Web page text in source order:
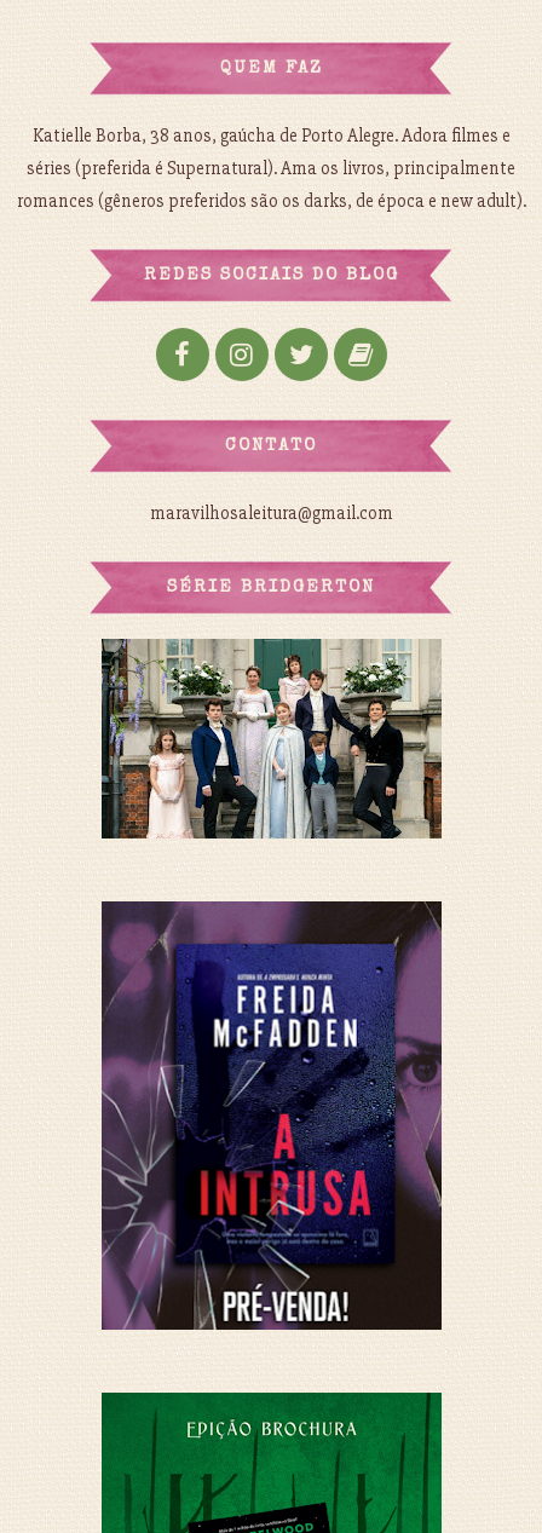
QUEM FAZ
Katielle Borba, 38 anos, gaúcha de Porto Alegre. Adora filmes e
séries (preferida é Supernatural). Ama os livros, principalmente
romances (gêneros preferidos são os darks, de época e new adult).
REDES SOCIAIS DO BLOG
CONTATO
maravilhosaleitura@gmail.com
SÉRIE BRIDGERTON